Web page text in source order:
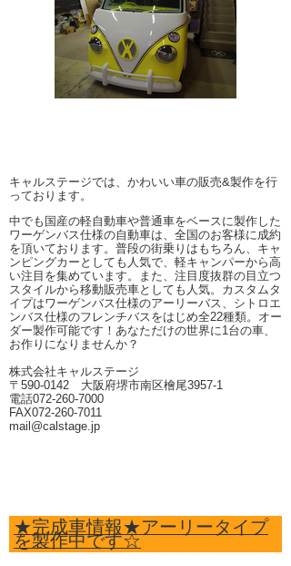
キャルステージでは、かわいい車の販売&製作を行
っております。
中でも国産の軽自動車や普通車をベースに製作した
ワーゲンバス仕様の自動車は、全国のお客様に成約
を頂いております。普段の街乗りはもちろん、キャ
ンピングカーとしても人気で、軽キャンパーから高
い注目を集めています。また、注目度抜群の目立つ
スタイルから移動販売車としても人気。カスタムタ
イプはワーゲンバス仕様のアーリーバス、シトロエ
ンバス仕様のフレンチバスをはじめ全22種類。オー
ダー製作可能です！あなただけの世界に1台の車、
お作りになりませんか？
株式会社キャルステージ
〒590-0142 大阪府堺市南区檜尾3957-1
電話072-260-7000
FAX072-260-7011
mail@calstage.jp
★完成車情報★アーリータイプ
を製作中です☆